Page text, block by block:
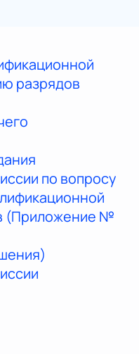
разрядов
по вопросу
(Приложение №